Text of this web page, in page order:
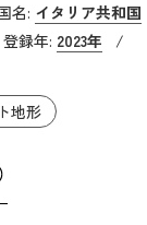
とにより、水中
てつくられた堆
多くはカルスト
見られます。こ
上の洞窟があ
100㎞を超えて
名: イタリア共和国
登録年: 2023年
/
地形